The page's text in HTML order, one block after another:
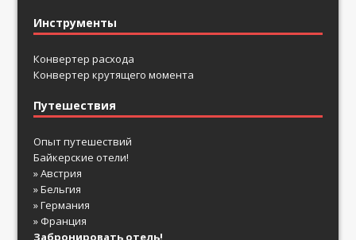
Инструменты
Конвертер расхода
Конвертер крутящего момента
Путешествия
Опыт путешествий
Байкерские отели!
» Австрия
» Бельгия
» Германия
» Франция
Забронировать отель!